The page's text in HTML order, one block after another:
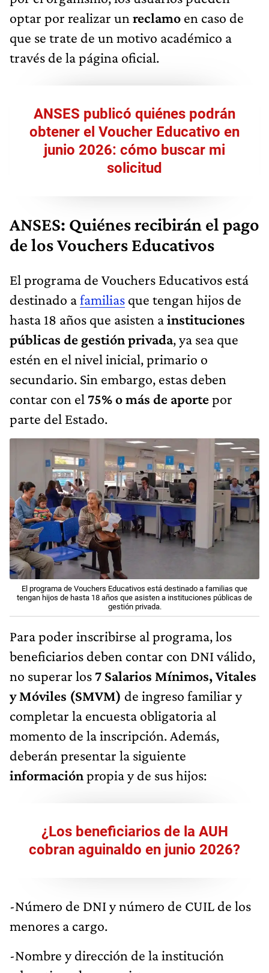
optar por realizar un reclamo en caso de
que se trate de un motivo académico a
través de la página oficial.
ANSES publicó quiénes podrán
obtener el Voucher Educativo en
junio 2026: cómo buscar mi
solicitud
ANSES: Quiénes recibirán el pago
de los Vouchers Educativos
El programa de Vouchers Educativos está
destinado afamilias que tengan hijos de
hasta 18 años que asisten ainstituciones
públicas de gestión privada, ya sea que
estén en el nivel inicial, primario o
secundario. Sin embargo, estas deben
contar con el 75% o más de aportepor
parte del Estado.
El programa de Vouchers Educativos está destinado a familias que
tengan hijos de hasta 18 años que asisten a instituciones públicas de
gestión privada.
Para poder inscribirse al programa, los
beneficiarios deben contar con DNI válido,
no superar los 7 Salarios Mínimos, Vitales
y Móviles (SMVM) de ingreso familiar y
completar la encuesta obligatoria al
momento de la inscripción. Además,
deberán presentar la siguiente
informaciónpropia y de sus hijos:
¿Los beneficiarios de la AUH
cobran aguinaldo en junio 2026?
-Número de DNI y número de CUIL de los
menores a cargo.
-Nombre y dirección de la institución